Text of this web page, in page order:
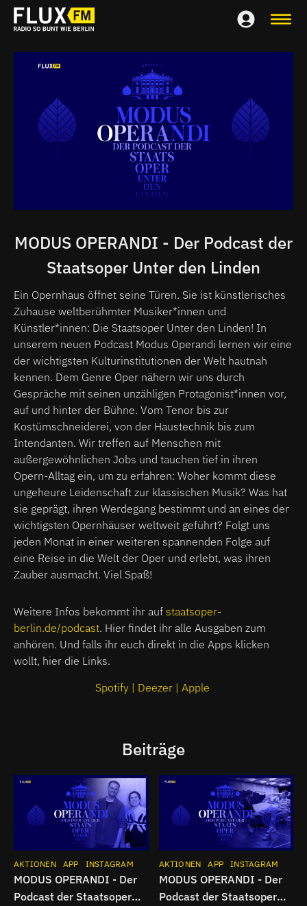
MODUS OPERANDI - Der Podcast der
Staatsoper Unter den Linden
Ein Opernhaus öffnet seine Türen. Sie ist künstlerisches
Zuhause weltberühmter Musiker*innen und
Künstler*innen: Die Staatsoper Unter den Linden! In
unserem neuen Podcast Modus Operandi lernen wir eine
der wichtigsten Kulturinstitutionen der Welt hautnah
kennen. Dem Genre Oper nähern wir uns durch
Gespräche mit seinen unzähligen Protagonist*innen vor,
auf und hinter der Bühne. Vom Tenor bis zur
Kostümschneiderei, von der Haustechnik bis zum
Intendanten. Wir treffen auf Menschen mit
außergewöhnlichen Jobs und tauchen tief in ihren
Opern-Alltag ein, um zu erfahren: Woher kommt diese
ungeheure Leidenschaft zur klassischen Musik? Was hat
sie geprägt, ihren Werdegang bestimmt und an eines der
wichtigsten Opernhäuser weltweit geführt? Folgt uns
jeden Monat in einer weiteren spannenden Folge auf
eine Reise in die Welt der Oper und erlebt, was ihren
Zauber ausmacht. Viel Spaß!
Weitere Infos bekommt ihr auf staatsoper-
berlin.de/podcast. Hier findet ihr alle Ausgaben zum
anhören. Und falls ihr euch direkt in die Apps klicken
wollt, hier die Links.
Spotify| Deezer| Apple
Beiträge
AKTIONEN APP INSTAGRAM
MODUS OPERANDI - Der
Podcast der Staatsoper
AKTIONEN APP INSTAGRAM
MODUS OPERANDI - Der
Podcast der Staatsoper